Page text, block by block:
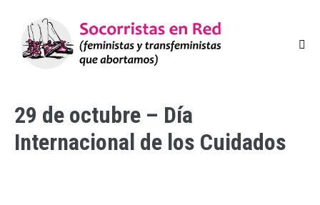
29 de octubre – Día
Internacional de los Cuidados